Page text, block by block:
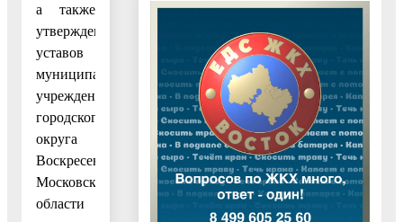
а также
утверждения
уставов
муниципальных
учреждений
городского
округа
Воскресенск
Московской
области